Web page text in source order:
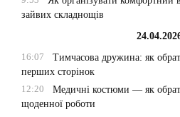
зайвих складнощів
16:07
Тимчасова дружина: як
перших сторінок
12:20
Медичні костюми — як
щоденної роботи